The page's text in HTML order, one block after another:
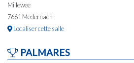
Millewee
7661 Medernach
Localiser cette salle
PALMARES